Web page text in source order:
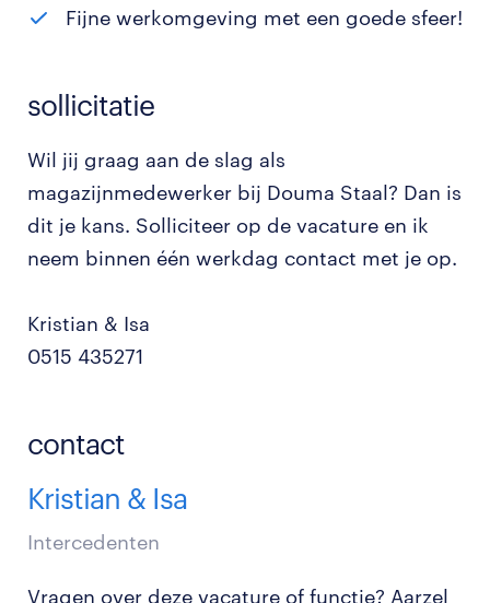
Fijne werkomgeving met een goede sfeer!
sollicitatie
Wil jij graag aan de slag als
magazijnmedewerker bij Douma Staal? Dan is
dit je kans. Solliciteer op de vacature en ik
neem binnen één werkdag contact met je op.
Kristian & Isa
0515 435271
contact
Kristian & Isa
Intercedenten
Vragen over deze vacature of functie? Aarzel